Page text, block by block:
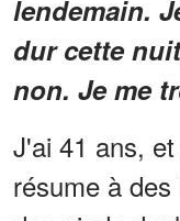
lendemain.
dur cette
non. Je me
J'ai 41 ans,
résume à